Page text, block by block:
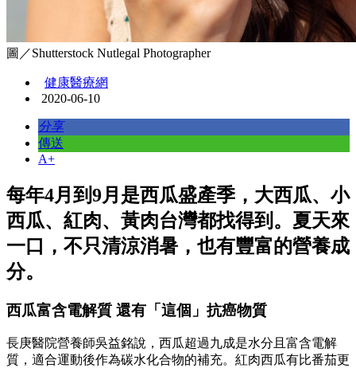
圖／Shutterstock Nutlegal Photographer
健康醫療網
2020-06-10
分享
傳送
A+
每年4月到9月是西瓜盛產季，大西瓜、小
西瓜、紅肉、黃肉台灣都找得到。夏天來
一口，不只清涼消暑，也有豐富的營養成
分。
西瓜富含電解質 還有「這個」抗癌物質
長庚醫院營養師吳益銘說，西瓜超過九成是水分且富含電解
質，適合運動後作為碳水化合物的補充。紅肉西瓜有比番茄更